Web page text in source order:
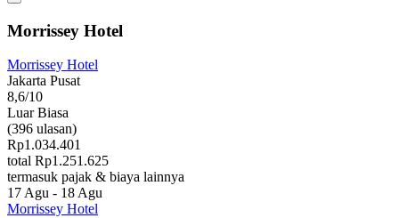
Morrissey Hotel
Morrissey Hotel
Jakarta Pusat
8,6/10
Luar Biasa
(396 ulasan)
Rp1.034.401
total Rp1.251.625
termasuk pajak & biaya lainnya
17 Agu - 18 Agu
Morrissey Hotel